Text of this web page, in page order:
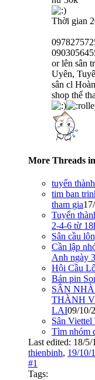
Thời gian
or lên sân
Uyên,
sân cl
shop thể
More Threads
tuyển
tim ban
tham gia
Tuyển
2-4-6 từ
Sân cầu
Cần lập
Anh ngày
Hội Cầu
Bán pin
SÂN
THÀNH
LAI09/10/
Sân
Tìm nhóm
Last edited: 18/5/
thienbinh, 19/10/
#1
Tags: